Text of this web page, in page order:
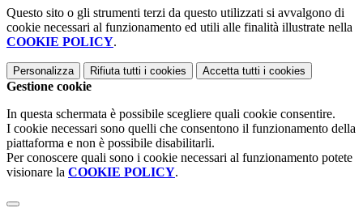
Questo sito o gli strumenti terzi da questo utilizzati si avvalgono di
cookie necessari al funzionamento ed utili alle finalità illustrate nella
COOKIE POLICY.
Personalizza Rifiuta tutti i cookies Accetta tutti i cookies
Gestione cookie
In questa schermata è possibile scegliere quali cookie consentire.
I cookie necessari sono quelli che consentono il funzionamento della
piattaforma e non è possibile disabilitarli.
Per conoscere quali sono i cookie necessari al funzionamento potete
visionare la COOKIE POLICY.